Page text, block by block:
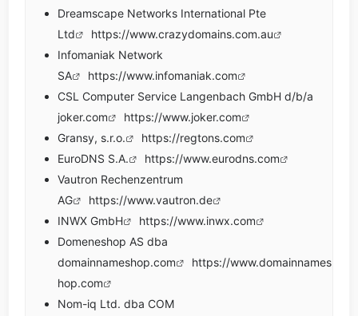
Dreamscape Networks International Pte
Ltd
https://www.crazydomains.com.au
Infomaniak Network
SA
https://www.infomaniak.com
CSL Computer Service Langenbach GmbH d/b/a
joker.com
https://www.joker.com
Gransy, s.r.o.
https://regtons.com
EuroDNS S.A.
https://www.eurodns.com
Vautron Rechenzentrum
AG
https://www.vautron.de
INWX GmbH
https://www.inwx.com
Domeneshop AS dba
domainnameshop.com
https://www.domainnames
hop.com
Nom-iq Ltd. dba COM